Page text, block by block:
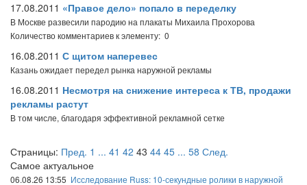
17.08.2011 «Правое дело» попало в переделку
В Москве развесили пародию на плакаты Михаила Прохорова
Количество комментариев к элементу: 0
16.08.2011 С щитом наперевес
Казань ожидает передел рынка наружной рекламы
16.08.2011 Несмотря на снижение интереса к ТВ, продажи
рекламы растут
В том числе, благодаря эффективной рекламной сетке
Страницы: Пред. 1 ... 41 42 43 44 45 ... 58 След.
Самое актуальное
06.08.26 13:55 Исследование Russ: 10-секундные ролики в наружной